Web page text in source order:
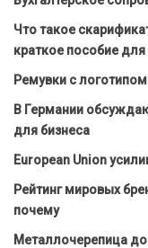
Что такое
краткое пособие
Ремувки с
В Германии
для бизнеса
European Union
Рейтинг мировых
почему
Металлочерепица